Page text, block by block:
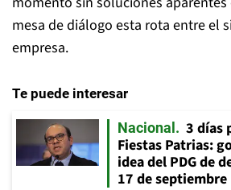
mesa de diálogo esta rota entre el
empresa.
Te puede interesar
Nacional
3 días
Fiestas Patrias:
idea del PDG de
17 de septiembre